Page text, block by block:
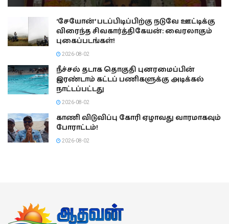
‘சேயோன்’ படப்பிடிப்பிற்கு நடுவே ஊட்டிக்கு
விரைந்த சிவகார்த்திகேயன்: வைரலாகும்
புகைப்படங்கள்!
2026-08-02
நீச்சல் தடாக தொகுதி புனரமைப்பின்
இரண்டாம் கட்டப் பணிகளுக்கு அடிக்கல்
நாட்டப்பட்டது
2026-08-02
காணி விடுவிப்பு கோரி ஏழாவது வாரமாகவும்
போராட்டம்!
2026-08-02